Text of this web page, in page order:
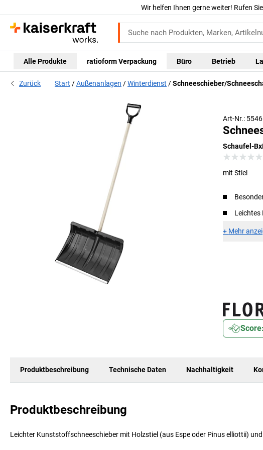
Wir helfen Ihnen gerne weiter! Rufen
Alle Produkte ratioform Verpackung Büro Betrieb
Zurück Start Außenanlagen Winterdienst Schneeschieber/
Art-Nr.:
Schaufel-
mit Stiel
Leichtes
+ Mehr
Produktbeschreibung Technische Daten Nachhaltigkeit
Produktbeschreibung
Leichter Kunststoffschneeschieber mit Holzstiel (aus Espe oder Pinus elliottii)